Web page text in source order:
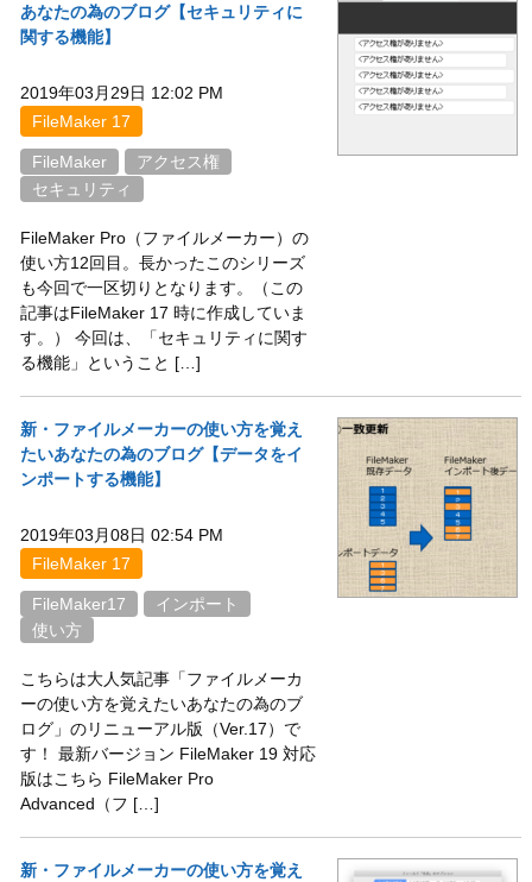
あなたの為のブログ【セキュリティに
関する機能】
2019年03月29日 12:02 PM
FileMaker 17
FileMaker
アクセス権
セキュリティ
FileMaker Pro（ファイルメーカー）の
使い方12回目。長かったこのシリーズ
も今回で一区切りとなります。（この
記事はFileMaker 17 時に作成していま
す。） 今回は、「セキュリティに関す
る機能」ということ […]
新・ファイルメーカーの使い方を覚え
たいあなたの為のブログ【データをイ
ンポートする機能】
2019年03月08日 02:54 PM
FileMaker 17
FileMaker17
インポート
使い方
こちらは大人気記事「ファイルメーカ
ーの使い方を覚えたいあなたの為のブ
ログ」のリニューアル版（Ver.17）で
す！ 最新バージョン FileMaker 19 対応
版はこちら FileMaker Pro
Advanced（フ […]
新・ファイルメーカーの使い方を覚え